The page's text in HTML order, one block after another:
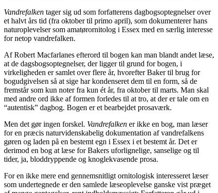
Vandrefalken tager sig ud som forfatterens dagbogsoptegnelser over
et halvt års tid (fra oktober til primo april), som dokumenterer hans
naturoplevelser som amatørornitolog i Essex med en særlig interesse
for netop vandrefalken.
Af Robert Macfarlanes efterord til bogen kan man blandt andet læse,
at de dagsbogsoptegnelser, der ligger til grund for bogen, i
virkeligheden er samlet over flere år, hvorefter Baker til brug for
bogudgivelsen så at sige har kondenseret dem til en form, så de
fremstår som kun noter fra kun ét år, fra oktober til marts. Man skal
med andre ord ikke af formen forledes til at tro, at der er tale om en
“autentisk” dagbog. Bogen er et bearbejdet prosaværk.
Men det gør ingen forskel. Vandrefalken er ikke en bog, man læser
for en præcis naturvidenskabelig dokumentation af vandrefalkens
gøren og laden på en bestemt egn i Essex i et bestemt år. Det er
derimod en bog at læse for Bakers uforlignelige, sanselige og til
tider, ja, bloddryppende og knoglekvasende prosa.
For en ikke mere end gennemsnitligt ornitologisk interesseret læser
som undertegnede er den samlede læseoplevelse ganske vist præget